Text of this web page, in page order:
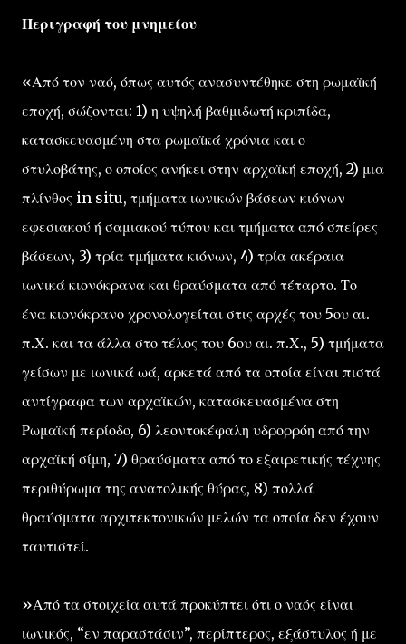
Περιγραφή του μνημείου
«Από τον ναό, όπως αυτός ανασυντέθηκε στη ρωμαϊκή
εποχή, σώζονται: 1) η υψηλή βαθμιδωτή κριπίδα,
κατασκευασμένη στα ρωμαϊκά χρόνια και ο
στυλοβάτης, ο οποίος ανήκει στην αρχαϊκή εποχή, 2) μια
πλίνθος in situ, τμήματα ιωνικών βάσεων κιόνων
εφεσιακού ή σαμιακού τύπου και τμήματα από σπείρες
βάσεων, 3) τρία τμήματα κιόνων, 4) τρία ακέραια
ιωνικά κιονόκρανα και θραύσματα από τέταρτο. Το
ένα κιονόκρανο χρονολογείται στις αρχές του 5ου αι.
π.Χ. και τα άλλα στο τέλος του 6ου αι. π.Χ., 5) τμήματα
γείσων με ιωνικά ωά, αρκετά από τα οποία είναι πιστά
αντίγραφα των αρχαϊκών, κατασκευασμένα στη
Ρωμαϊκή περίοδο, 6) λεοντοκέφαλη υδρορρόη από την
αρχαϊκή σίμη, 7) θραύσματα από το εξαιρετικής τέχνης
περιθύρωμα της ανατολικής θύρας, 8) πολλά
θραύσματα αρχιτεκτονικών μελών τα οποία δεν έχουν
ταυτιστεί.
»Από τα στοιχεία αυτά προκύπτει ότι ο ναός είναι
ιωνικός, “εν παραστάσιν”, περίπτερος, εξάστυλος ή με